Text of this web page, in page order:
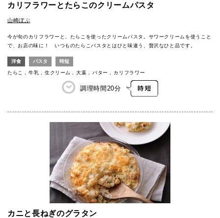
カリフラワーとたらこのクリームパスタ
山崎ぼぶ
今が旬のカリフラワーと、たらこを使ったクリームパスタ。サワークリームを使うこと
で、お店の味に！ いつものたらこパスタとはひと味違う、贅沢なひと品です。
洋食 パスタ 時短
たらこ 牛乳 生クリーム 大葉 バター カリフラワー
調理時間 20分
カニと長ねぎのグラタン